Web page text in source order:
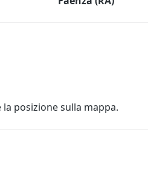
posizione sulla mappa.